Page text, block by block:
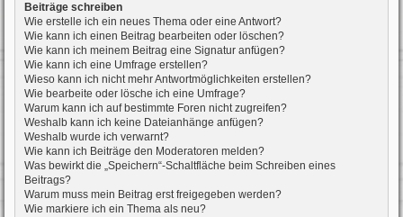
Beiträge schreiben
Wie erstelle ich ein neues Thema oder eine Antwort?
Wie kann ich einen Beitrag bearbeiten oder löschen?
Wie kann ich meinem Beitrag eine Signatur anfügen?
Wie kann ich eine Umfrage erstellen?
Wieso kann ich nicht mehr Antwortmöglichkeiten erstellen?
Wie bearbeite oder lösche ich eine Umfrage?
Warum kann ich auf bestimmte Foren nicht zugreifen?
Weshalb kann ich keine Dateianhänge anfügen?
Weshalb wurde ich verwarnt?
Wie kann ich Beiträge den Moderatoren melden?
Was bewirkt die „Speichern“-Schaltfläche beim Schreiben eines
Beitrags?
Warum muss mein Beitrag erst freigegeben werden?
Wie markiere ich ein Thema als neu?